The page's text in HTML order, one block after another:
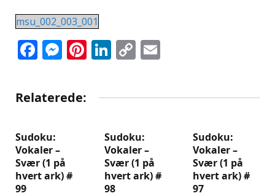
msu_002_003_001
Facebook
Messenger
Pinterest
LinkedIn
Copy
Relaterede:
Sudoku:
Vokaler –
Svær (1 på
hvert ark) #
99
Sudoku:
Vokaler –
Svær (1 på
hvert ark) #
98
Sudoku:
Vokaler –
Svær (1 på
hvert ark) #
97